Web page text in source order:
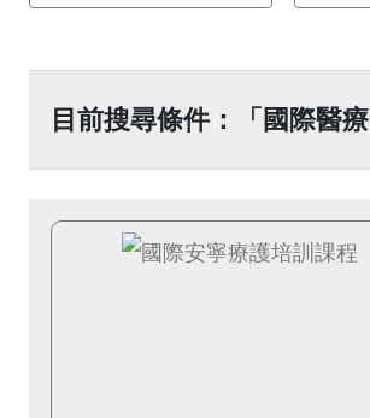
目前搜尋條件：「國際醫